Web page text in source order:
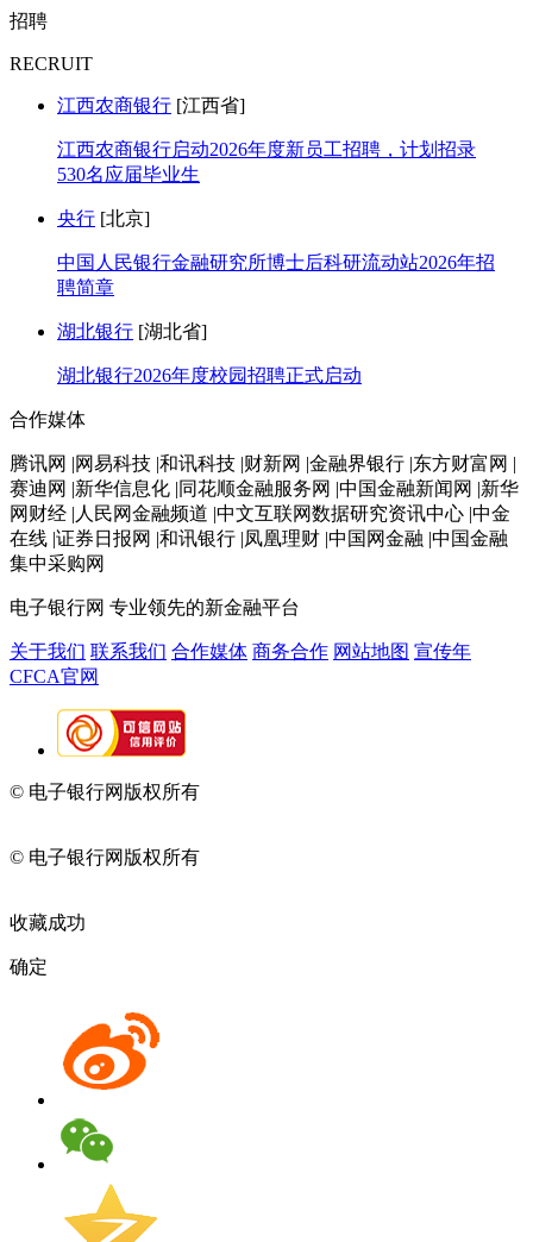
招聘
RECRUIT
江西农商银行 [江西省]
江西农商银行启动2026年度新员工招聘，计划招录
530名应届毕业生
央行 [北京]
中国人民银行金融研究所博士后科研流动站2026年招
聘简章
湖北银行 [湖北省]
湖北银行2026年度校园招聘正式启动
合作媒体
腾讯网 |网易科技 |和讯科技 |财新网 |金融界银行 |东方财富网 |
赛迪网 |新华信息化 |同花顺金融服务网 |中国金融新闻网 |新华
网财经 |人民网金融频道 |中文互联网数据研究资讯中心 |中金
在线 |证券日报网 |和讯银行 |凤凰理财 |中国网金融 |中国金融
集中采购网
电子银行网 专业领先的新金融平台
关于我们 联系我们 合作媒体 商务合作 网站地图 宣传年
CFCA官网
© 电子银行网版权所有
© 电子银行网版权所有
收藏成功
确定